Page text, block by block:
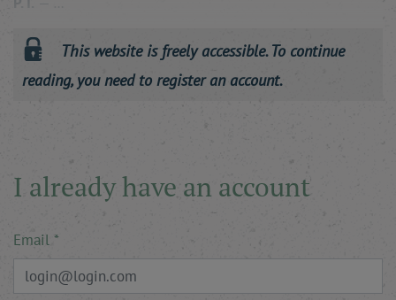
This website is freely accessible. To continue
reading, you need to register an account.
I already have an account
Email